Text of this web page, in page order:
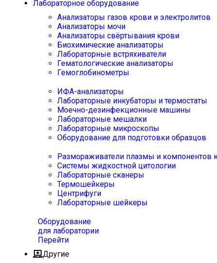
Лабораторное оборудование
Анализаторы газов крови и электролитов
Анализаторы мочи
Анализаторы свёртывания крови
Биохимические анализаторы
Лабораторные встряхиватели
Гематологические анализаторы
Гемоглобинометры
ИФА-анализаторы
Лабораторные инкубаторы и термостаты
Моечно-дезинфекционные машины
Лабораторные мешалки
Лабораторные микроскопы
Оборудование для подготовки образцов
Размораживатели плазмы и компонентов
Системы жидкостной цитологии
Лабораторные сканеры
Термошейкеры
Центрифуги
Лабораторные шейкеры
Оборудование
для лаборатории
Перейти
Другие